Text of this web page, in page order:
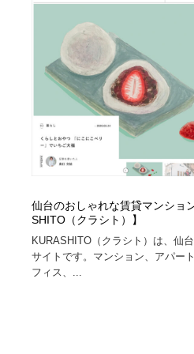
陶芸・窯・ガラス・木工・手工芸
材料：糸・布・紙・プラスチック・
材料：糸・布・紙・プラスチック・
工業・加工・技術・機械・電気
工業・加工・技術・機械・電気
宇宙
日本の歴史・資料・伝統・将棋・囲
日本の歴史・資料・伝統・将棋・囲
動物園・水族館・公園・テーマパー
動物園・水族館・公園・テーマパー
ト
書籍・本屋・出版・作家・小説家・
書籍・本屋・出版・作家・小説家・
ヘアサロン・美容院・理髪店・エステ
仙台のおしゃれな賃貸マンショ
SHITO（クラシト）】
KURASHITO（クラシト）は、仙
サイトです。マンション、アパー
フィス、...